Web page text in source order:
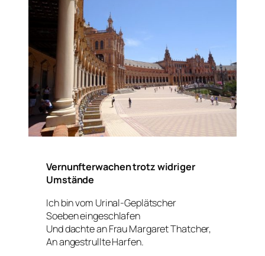
Vernunfterwachen trotz widriger
Umstände
Ich bin vom Urinal-Geplätscher
Soeben eingeschlafen
Und dachte an Frau Margaret Thatcher,
An angestrullte Harfen.